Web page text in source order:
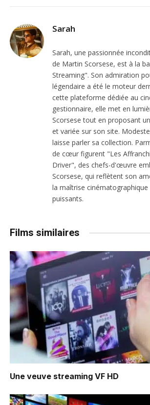
Sarah
Sarah, une passionnée
de Martin Scorsese, est à la
Streaming". Son admiration
légendaire a été le moteur
cette plateforme dédiée au
gestionnaire, elle met en
Scorsese tout en proposant
et variée sur son site.
laisse parler sa collection.
de cœur figurent "Les
Driver", des chefs-d'œuvre
Scorsese, qui reflètent son
la maîtrise cinématographique
puissants.
Films similaires
Une veuve streaming VF HD